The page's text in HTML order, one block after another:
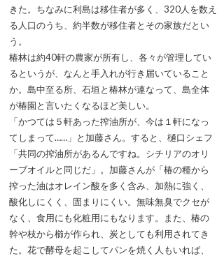
きた。ちなみに利島は移住者が多く、320人を数え
る人口のうち、約半数が移住者とその家族だとい
う。
椿林は約40軒の農家が所有し、各々が管理してい
るというが、なんと手入れが行き届いていること
か。島中至る所、石垣と椿林が連なって、島全体
が椿園と言いたくなるほど美しい。
「かつては５軒あった搾油所が、今は１軒になっ
てしまって……」と加藤さん。すると、樋口シェフ
「共同の搾油所があるんですね。シチリアのオリ
ーブオイルと同じだ」。加藤さんが「椿の種から
搾った油はオレイン酸を多く含み、加熱に強く、
酸化しにくく、固まりにくい。無味無臭でクセが
なく、食用にも化粧用にもなります。また、椿の
幹や枝から櫛が作られ、炭としても利用されてき
た。花で酵母を起こしてパンを焼く人もいれば、